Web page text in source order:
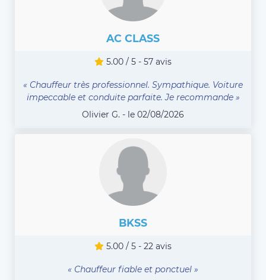
AC CLASS
5.00 / 5 - 57 avis
« Chauffeur très professionnel. Sympathique. Voiture
impeccable et conduite parfaite. Je recommande »
Olivier G. - le 02/08/2026
BKSS
5.00 / 5 - 22 avis
« Chauffeur fiable et ponctuel »